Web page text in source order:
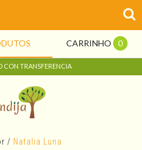
CARRINHO 0
CON TRANSFERENCIA
/ Natalia Luna